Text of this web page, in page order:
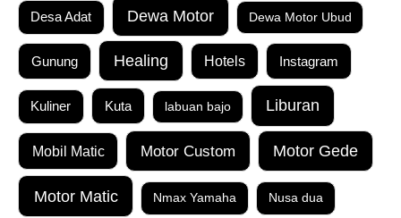
Desa Adat Dewa Motor Dewa Motor Ubud
Gunung Healing Hotels Instagram
Kuliner Kuta labuan bajo Liburan
Mobil Matic Motor Custom Motor Gede
Motor Matic Nmax Yamaha Nusa dua